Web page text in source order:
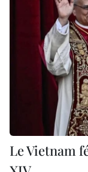
Le Vietnam